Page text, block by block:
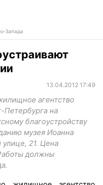
Запада
13.04.2012 17:49
агентство
Петербурга на
благоустройству
музея Иоанна
улице, 21. Цена
должны